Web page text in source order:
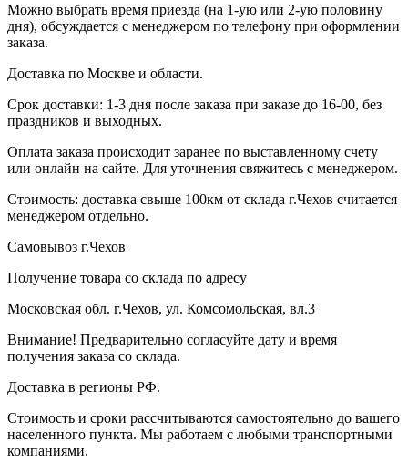
Можно выбрать время приезда (на 1-ую или 2-ую половину
дня), обсуждается с менеджером по телефону при оформлении
заказа.
Доставка по Москве и области.
Срок доставки: 1-3 дня после заказа при заказе до 16-00, без
праздников и выходных.
Оплата заказа происходит заранее по выставленному счету
или онлайн на сайте. Для уточнения свяжитесь с менеджером.
Стоимость: доставка свыше 100км от склада г.Чехов считается
менеджером отдельно.
Самовывоз г.Чехов
Получение товара со склада по адресу
Московская обл. г.Чехов, ул. Комсомольская, вл.3
Внимание! Предварительно согласуйте дату и время
получения заказа со склада.
Доставка в регионы РФ.
Стоимость и сроки рассчитываются самостоятельно до вашего
населенного пункта. Мы работаем с любыми транспортными
компаниями.